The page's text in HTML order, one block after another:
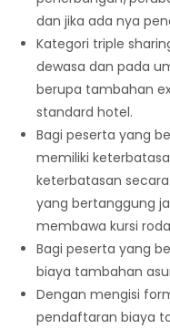
dan jika ada nya
Kategori triple
dewasa dan pada
berupa tambahan
standard hotel.
Bagi peserta yang
memiliki
keterbatasan
yang bertanggung
membawa kursi
Bagi peserta yang
biaya tambahan
Dengan mengisi
pendaftaran biaya